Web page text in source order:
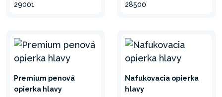
29001
28500
Premium penová
opierka hlavy
Nafukovacia opierka
hlavy